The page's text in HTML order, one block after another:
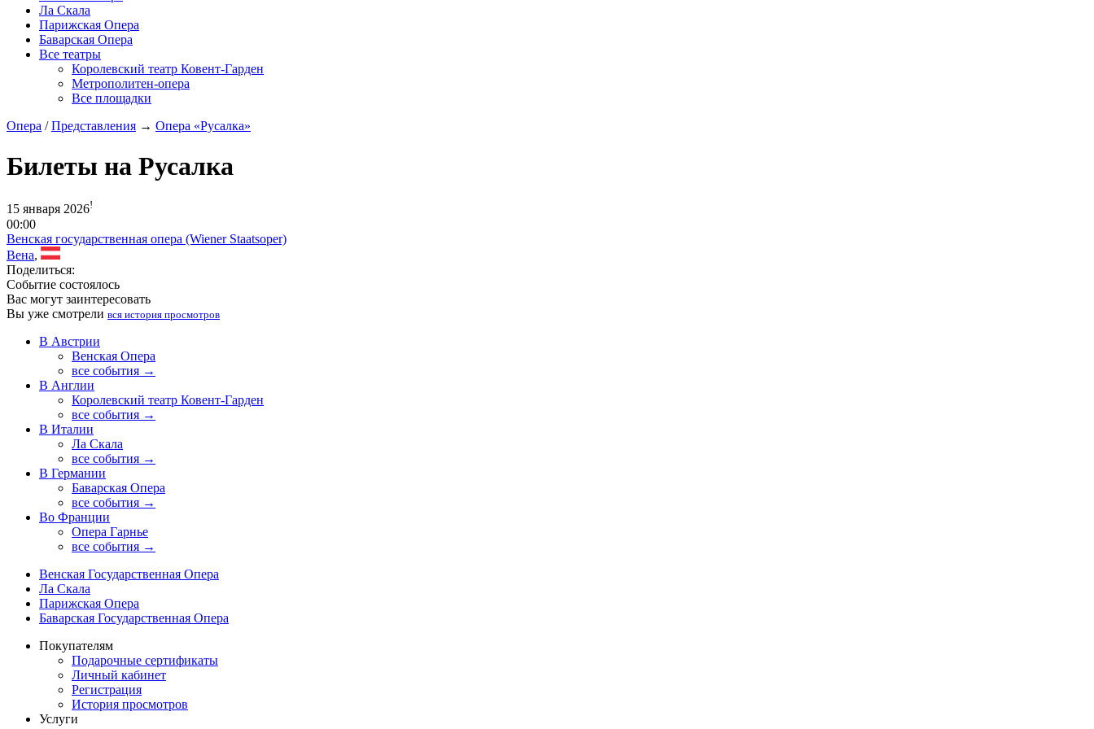
Ла Скала
Парижская Опера
Баварская Опера
Все театры
Королевский театр Ковент-Гарден
Метрополитен-опера
Все площадки
Опера /Представления → Опера «Русалка»
Билеты на Русалка
15 января 2026!
00:00
Венская государственная опера (Wiener Staatsoper)
Вена,
Поделиться:
Событие состоялось
Вас могут заинтересовать
Вы уже смотрели вся история просмотров
В Австрии
Венская Опера
все события →
В Англии
Королевский театр Ковент-Гарден
все события →
В Италии
Ла Скала
все события →
В Германии
Баварская Опера
все события →
Во Франции
Опера Гарнье
все события →
Венская Государственная Опера
Ла Скала
Парижская Опера
Баварская Государственная Опера
Покупателям
Подарочные сертификаты
Личный кабинет
Регистрация
История просмотров
Услуги